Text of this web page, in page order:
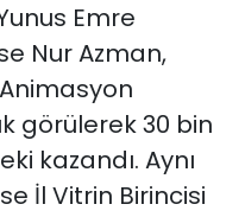
Emre
Nur Azman,
görülerek 30 bin
kazandı. Aynı
İl Vitrin Birincisi